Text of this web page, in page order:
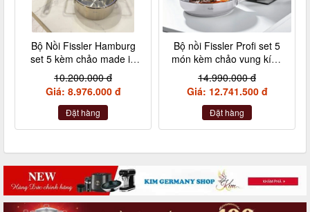
Bộ Nồi Fissler Hamburg
set 5 kèm chảo made in
Germany nội địa Đức
10.200.000 đ
Giá: 8.976.000 đ
Đặt hàng
Bộ nồi Fissler Profi set 5
món kèm chảo vung kính
made in Germany
14.990.000 đ
Giá: 12.741.500 đ
Đặt hàng